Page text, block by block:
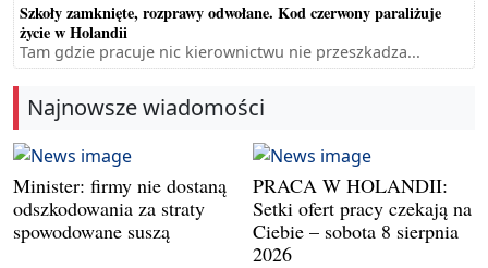
Szkoły zamknięte, rozprawy odwołane. Kod czerwony paraliżuje
życie w Holandii
Tam gdzie pracuje nic kierownictwu nie przeszkadza...
Najnowsze wiadomości
Minister: firmy nie dostaną
odszkodowania za straty
spowodowane suszą
PRACA W HOLANDII:
Setki ofert pracy czekają na
Ciebie – sobota 8 sierpnia
2026